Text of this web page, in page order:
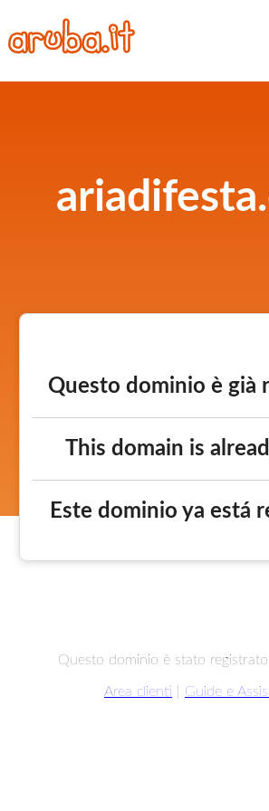
Questo dominio è già
This domain is
Este dominio ya está
Questo dominio è stato
Area clienti Guide e